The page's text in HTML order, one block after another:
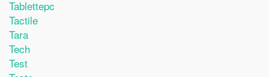
Tablettepc
Tactile
Tara
Tech
Test